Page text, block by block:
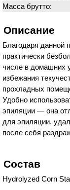
Масса брутто:
Описание
Благодаря данной
практически
числе в домашних
избежания
прохладных
Удобно
эпиляции — она
для эпиляции,
после себя
Состав
Hydrolyzed Corn